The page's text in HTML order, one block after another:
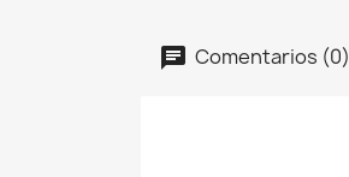
Comentarios (0)